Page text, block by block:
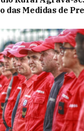
das Medidas de